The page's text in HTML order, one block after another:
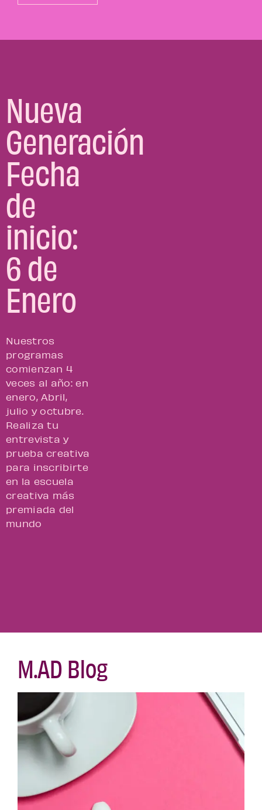
Nueva
Generación
Fecha
de
inicio:
6 de
Enero
Nuestros
programas
comienzan 4
veces al año: en
enero, Abril,
julio y octubre.
Realiza tu
entrevista y
prueba creativa
para inscribirte
en la escuela
creativa más
premiada del
mundo
M.AD Blog